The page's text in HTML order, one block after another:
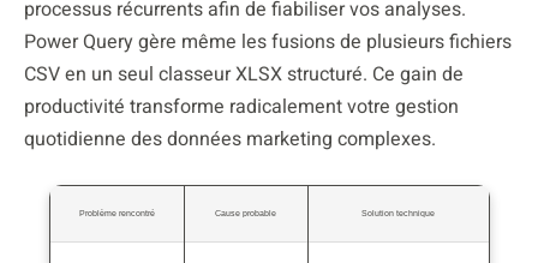
processus récurrents afin de fiabiliser vos analyses.
Power Query gère même les fusions de plusieurs fichiers
CSV en un seul classeur XLSX structuré. Ce gain de
productivité transforme radicalement votre gestion
quotidienne des données marketing complexes.
Problème rencontré Cause probable Solution technique